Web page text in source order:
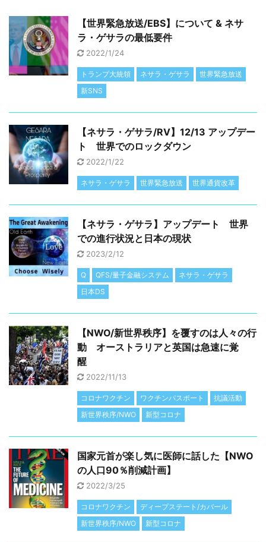
【世界緊急放送/EBS】について & ネサ
ラ・ゲサラの最低要件
2022/1/24
トランプ大統領 ネサラ・ゲサラ
世界緊急放送
新SNS
【ネサラ・ゲサラ/RV】12/13 アップデー
ト 世界でのロックダウン
2022/1/22
ネサラ・ゲサラ 世界緊急放送 世界通貨改革
【ネサラ・ゲサラ】アップデート 世界
での進行状況と日本の現状
2023/2/12
Q QFS/量子金融システム
ネサラ・ゲサラ
日本DS
【NWO/新世界秩序】を覆すのは人々の行
動 オーストラリアと英国は急速に覚
醒
2022/11/13
コロナワクチン ワクチンパスポート
抗議活動
新世界秩序/NWO
新型コロナ
国家元首が楽し気に医師に話した【NWO
の人口90％削減計画】
2022/3/25
コロナワクチン
ディープステート/カバール
新世界秩序/NWO
新型コロナ